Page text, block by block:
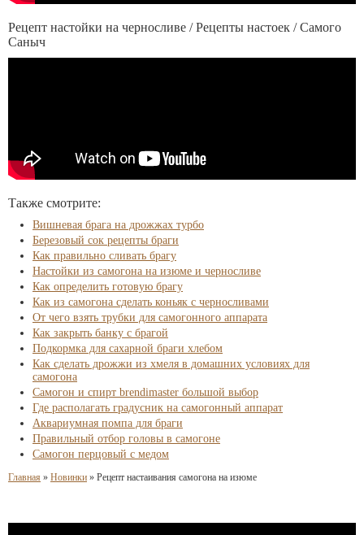
Рецепт настойки на черносливе / Рецепты настоек / Самого
Саныч
Также смотрите:
Вишневая брага на дрожжах турбо
Березовый сок рецепты браги
Как правильно сливать брагу
Настойки из самогона на изюме и черносливе
Как определить готовую брагу
Как из самогона сделать коньяк с черносливами
От чего взять трубки для самогонного аппарата
Как закрыть банку с брагой
Подкормка для сахарной браги хлебом
Как сделать дрожжи из хмеля в домашних условиях для
самогона
Самогон и спирт brendimaster большой выбор
Где располагать градусник на самогонный аппарат
Аквариумная помпа для браги
Правильный отбор головы в самогоне
Самогон перцовый с медом
Главная » Новинки » Рецепт настаивания самогона на изюме